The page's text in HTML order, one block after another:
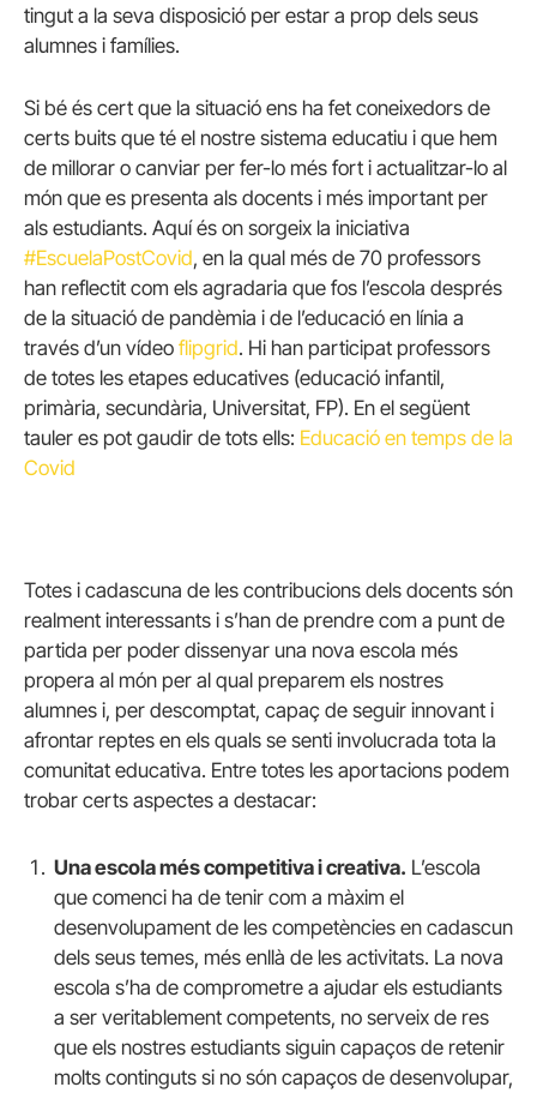
tingut a la seva disposició per estar a prop dels seus
alumnes i famílies.
Si bé és cert que la situació ens ha fet coneixedors de
certs buits que té el nostre sistema educatiu i que hem
de millorar o canviar per fer-lo més fort i actualitzar-lo al
món que es presenta als docents i més important per
als estudiants. Aquí és on sorgeix la iniciativa
#EscuelaPostCovid, en la qual més de 70 professors
han reflectit com els agradaria que fos l’escola després
de la situació de pandèmia i de l’educació en línia a
través d’un vídeo flipgrid. Hi han participat professors
de totes les etapes educatives (educació infantil,
primària, secundària, Universitat, FP). En el següent
tauler es pot gaudir de tots ells: Educació en temps de la
Covid
Totes i cadascuna de les contribucions dels docents són
realment interessants i s’han de prendre com a punt de
partida per poder dissenyar una nova escola més
propera al món per al qual preparem els nostres
alumnes i, per descomptat, capaç de seguir innovant i
afrontar reptes en els quals se senti involucrada tota la
comunitat educativa. Entre totes les aportacions podem
trobar certs aspectes a destacar:
Una escola més competitiva i creativa. L’escola
que comenci ha de tenir com a màxim el
desenvolupament de les competències en cadascun
dels seus temes, més enllà de les activitats. La nova
escola s’ha de comprometre a ajudar els estudiants
a ser veritablement competents, no serveix de res
que els nostres estudiants siguin capaços de retenir
molts continguts si no són capaços de desenvolupar,